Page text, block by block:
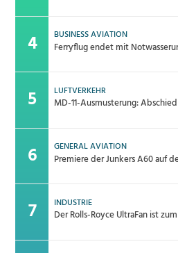
BUSINESS AVIATION
Ferryflug endet mit
LUFTVERKEHR
MD-11-Ausmusterung:
GENERAL AVIATION
Premiere der Junkers A60 auf
INDUSTRIE
Der Rolls-Royce UltraFan ist